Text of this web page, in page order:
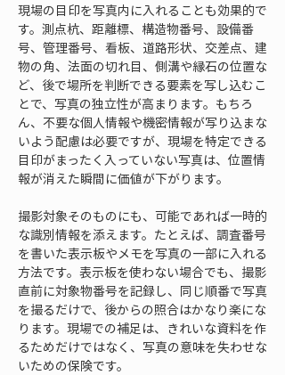
現場の目印を写真内に入れることも効果的で
す。測点杭、距離標、構造物番号、設備番
号、管理番号、看板、道路形状、交差点、建
物の角、法面の切れ目、側溝や縁石の位置な
ど、後で場所を判断できる要素を写し込むこ
とで、写真の独立性が高まります。もちろ
ん、不要な個人情報や機密情報が写り込まな
いよう配慮は必要ですが、現場を特定できる
目印がまったく入っていない写真は、位置情
報が消えた瞬間に価値が下がります。
撮影対象そのものにも、可能であれば一時的
な識別情報を添えます。たとえば、調査番号
を書いた表示板やメモを写真の一部に入れる
方法です。表示板を使わない場合でも、撮影
直前に対象物番号を記録し、同じ順番で写真
を撮るだけで、後からの照合はかなり楽にな
ります。現場での補足は、きれいな資料を作
るためだけではなく、写真の意味を失わせな
いための保険です。